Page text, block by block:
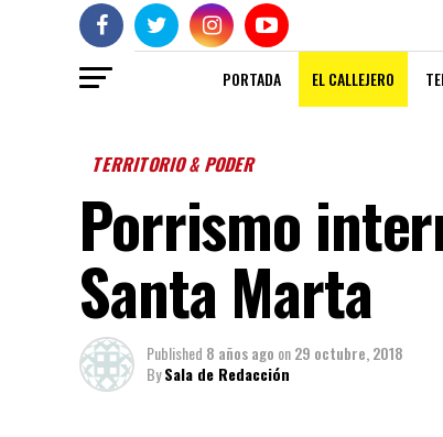
PORTADA EL CALLEJERO
TERRITORIO & PODER
Porrismo
Santa Marta
Published 8 años ago on29 octubre, 2018
BySala de Redacción